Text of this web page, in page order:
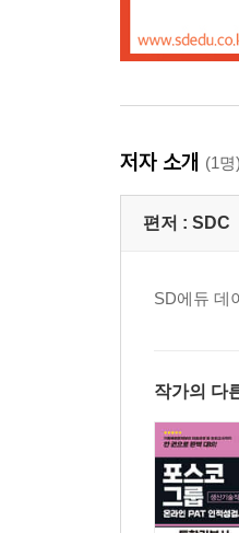
저자 소개 (1명)
편저 : SDC
SD에듀 데
작가의 다